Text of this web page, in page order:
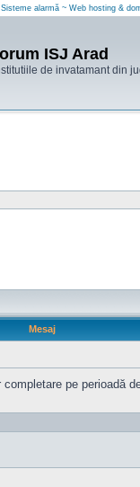
alarmă ~ Web hosting &
ISJ Arad
de invatamant din
Mesaj
pe perioadă